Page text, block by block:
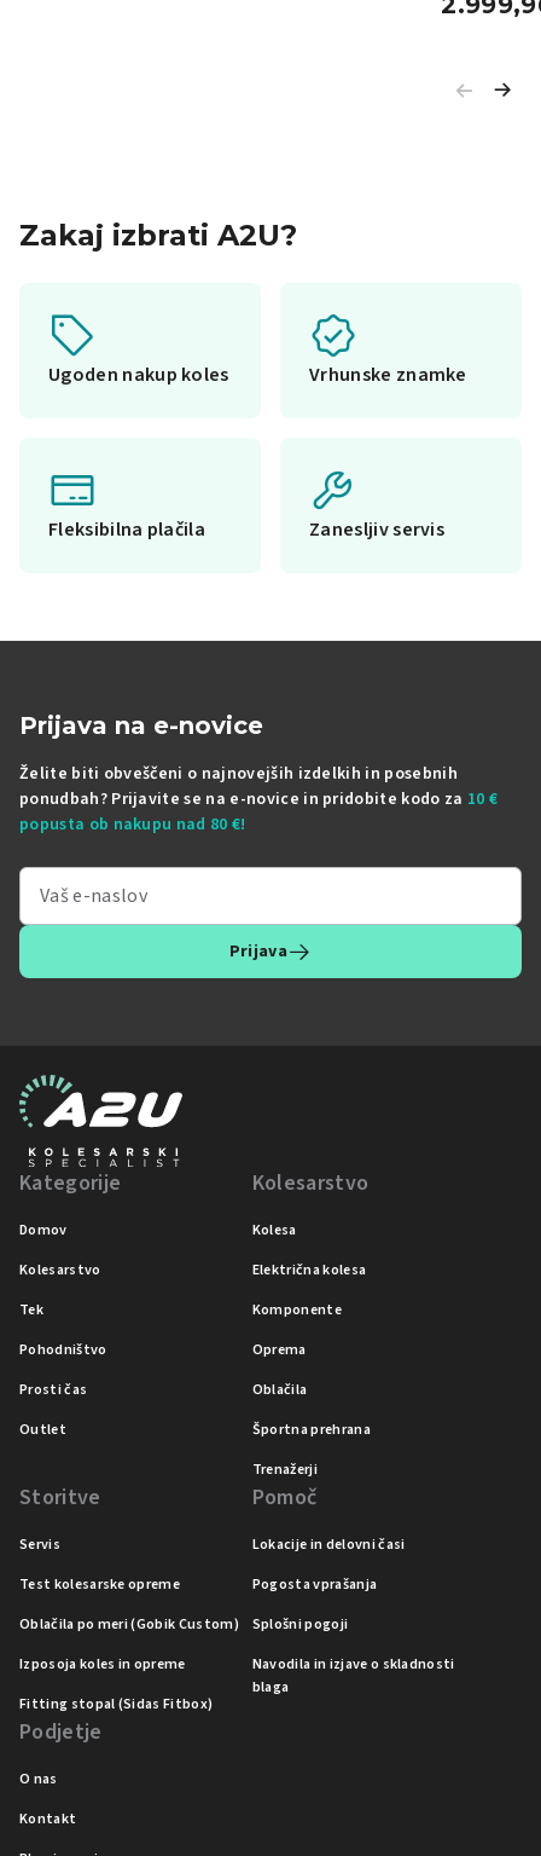
Zakaj izbrati A2U?
Ugoden nakup koles Vrhunske znamke
Fleksibilna plačila Zanesljiv servis
Prijava na e-novice
Želite biti obveščeni o najnovejših izdelkih in posebnih
ponudbah? Prijavite se na e-novice in pridobite kodo za 10 €
popusta ob nakupu nad 80 €!
Prijava
Kategorije
Domov
Kolesarstvo
Tek
Pohodništvo
Prosti čas
Outlet
Kolesarstvo
Kolesa
Električna kolesa
Komponente
Oprema
Oblačila
Športna prehrana
Trenažerji
Storitve
Servis
Test kolesarske opreme
Oblačila po meri (Gobik Custom)
Izposoja koles in opreme
Fitting stopal (Sidas Fitbox)
Pomoč
Lokacije in delovni časi
Pogosta vprašanja
Splošni pogoji
Navodila in izjave o skladnosti
blaga
Podjetje
O nas
Kontakt